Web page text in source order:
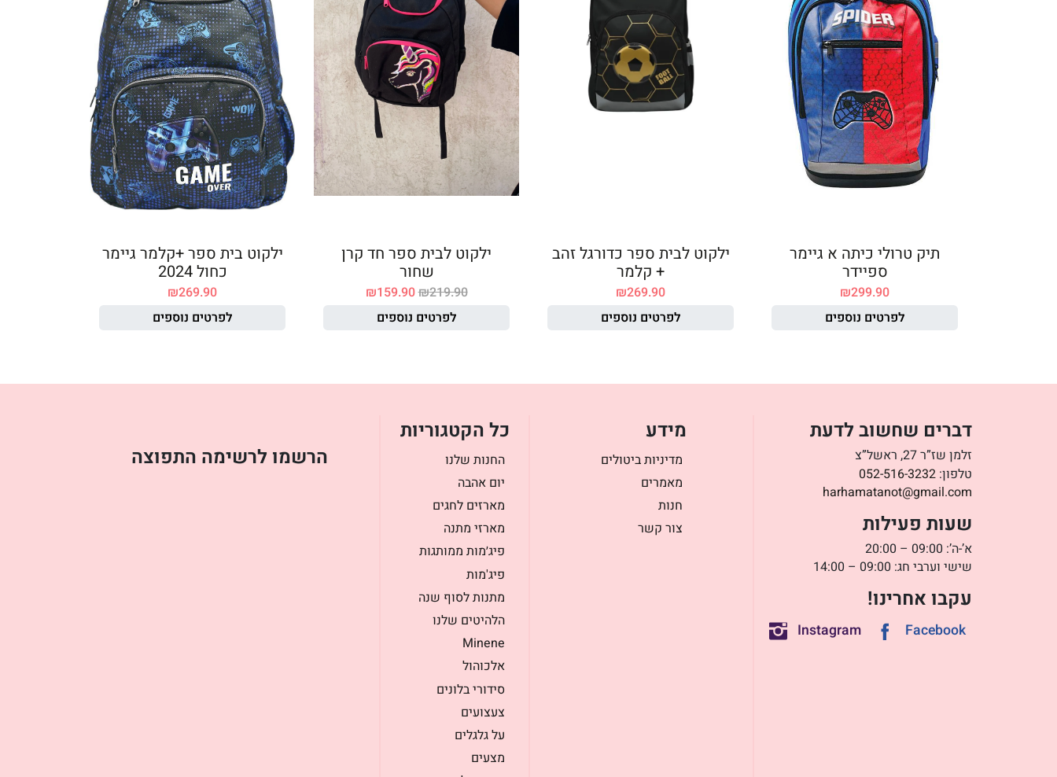
תיק טרולי כיתה א גיימר
ספיידר
₪299.90
לפרטים נוספים
ילקוט לבית ספר כדורגל זהב
+ קלמר
₪269.90
לפרטים נוספים
ילקוט לבית ספר חד קרן
שחור
₪219.90
₪159.90
לפרטים נוספים
ילקוט בית ספר +קלמר גיימר
כחול 2024
₪269.90
לפרטים נוספים
דברים שחשוב לדעת
זלמן שז”ר 27, ראשל”צ
טלפון: 052-516-3232
harhamatanot@gmail.com
שעות פעילות
א’-ה’: 09:00 – 20:00
שישי וערבי חג: 09:00 – 14:00
עקבו אחרינו!
Facebook
Instagram
מידע
מדיניות ביטולים
מאמרים
חנות
צור קשר
כל הקטגוריות
החנות שלנו
יום אהבה
מארזים לחגים
מארזי מתנה
פיג׳מות ממותגות
פיג'מות
מתנות לסוף שנה
הלהיטים שלנו
Minene
אלכוהול
סידורי בלונים
צעצועים
על גלגלים
מצעים
הרשמו לרשימה התפוצה